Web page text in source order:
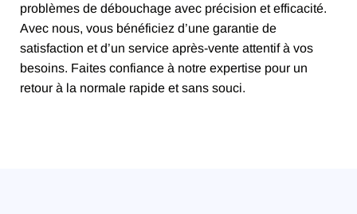
problèmes de débouchage avec précision et efficacité.
Avec nous, vous bénéficiez d’une garantie de
satisfaction et d’un service après-vente attentif à vos
besoins. Faites confiance à notre expertise pour un
retour à la normale rapide et sans souci.